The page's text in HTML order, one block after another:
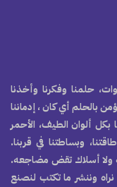
حلمنا وفكرنا وأخذنا
بالحلم أي كان ، إدماننا
ألوان الطيف، الأحمر
وبساطتنا في قربنا.
ولا أسلاك تقض مضاجعه.
نراه وننشر ما تكتب لنصنع